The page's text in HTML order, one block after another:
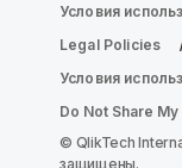
Условия
Legal Policies
Условия
Do Not Share My
© QlikTech
защищены.